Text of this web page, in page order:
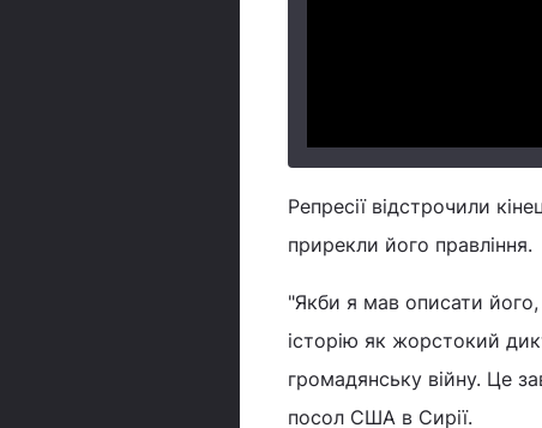
Репресії відстрочили
прирекли його правління.
"Якби я мав описати його,
історію як жорстокий
громадянську війну. Це
посол США в Сирії.